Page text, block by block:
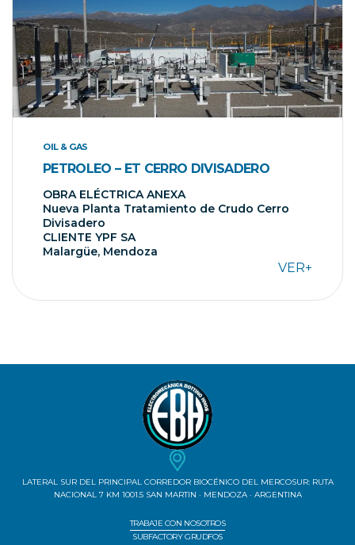
OIL & GAS
PETROLEO – ET CERRO DIVISADERO
OBRA ELÉCTRICA ANEXA
Nueva Planta Tratamiento de Crudo Cerro
Divisadero
CLIENTE YPF SA
Malargüe, Mendoza
VER+
LATERAL SUR DEL PRINCIPAL CORREDOR BIOCÉNICO DEL MERCOSUR: RUTA
NACIONAL 7 KM 1001.5 SAN MARTIN · MENDOZA · ARGENTINA
TRABAJE CON NOSOTROS
SUBFACTORY GRUDFOS